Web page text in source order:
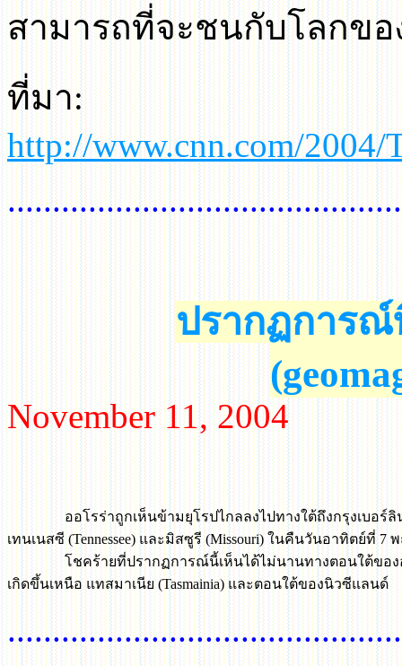
สามารถที่จะชนกับโลกขอ
ที่มา:
http://www.cnn.com/2004/
ปรากฏการณ์
November11, 2004
ออโรร่าถูกเห็นข้ามยุโรปไกลลงไปทางใต้ถึงกรุงเบอร์
เทนเนสซี (Tennessee) และมิสซูรี (Missouri) ในคืนวันอาทิตย์ที่ 7
โชคร้ายที่ปรากฏการณ์นี้เห็นได้ไม่นานทางตอนใต้ขอ
เกิดขึ้นเหนือ แทสมาเนีย (Tasmainia) และตอนใต้ของนิวซีแลนด์